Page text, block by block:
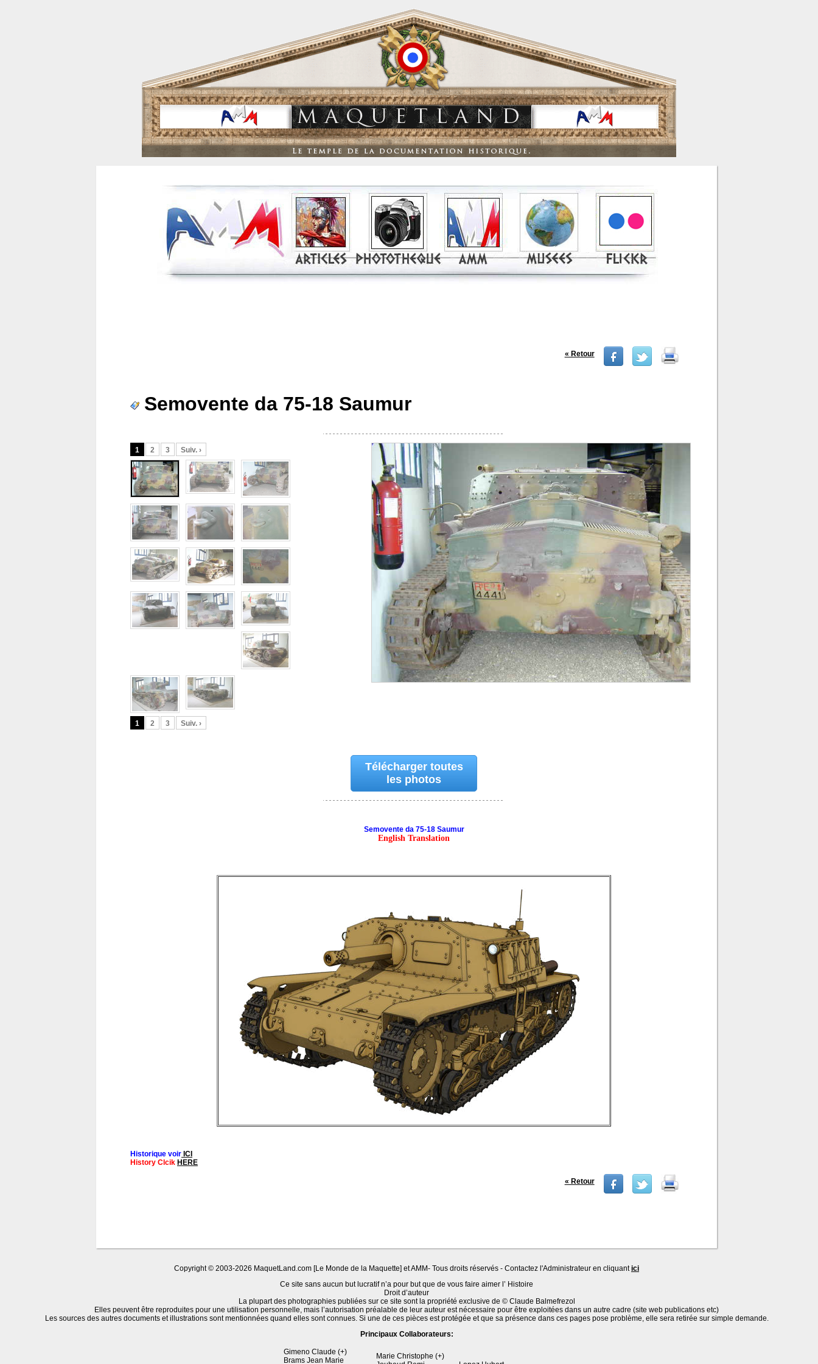
« Retour
Semovente da 75-18 Saumur
1 2 3 Suiv. ›
1 2 3 Suiv. ›
Télécharger toutes
les photos
Semovente da 75-18 Saumur
English Translation
Historique voir ICI
History Clcik HERE
« Retour
Copyright © 2003-2026 MaquetLand.com [Le Monde de la Maquette] et AMM- Tous droits réservés - Contactez l'Administrateur en cliquantici
Ce site sans aucun but lucratif n’a pour but que de vous faire aimer l’ Histoire
Droit d’auteur
La plupart des photographies publiées sur ce site sont la propriété exclusive de © Claude Balmefrezol
Elles peuvent être reproduites pour une utilisation personnelle, mais l’autorisation préalable de leur auteur est nécessaire pour être exploitées dans un autre cadre (site web publications etc)
Les sources des autres documents et illustrations sont mentionnées quand elles sont connues. Si une de ces pièces est protégée et que sa présence dans ces pages pose problème, elle sera retirée sur simple demande.
Principaux Collaborateurs:
Gimeno Claude (+)
Brams Jean Marie
Marie Christophe (+)